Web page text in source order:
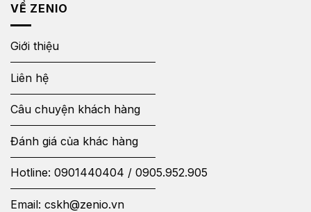
VỀ ZENIO
Giới thiệu
Liên hệ
Câu chuyện khách hàng
Đánh giá của khác hàng
Hotline: 0901440404 / 0905.952.905
Email: cskh@zenio.vn